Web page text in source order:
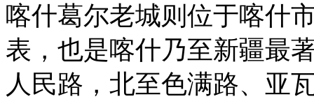
喀什葛尔老城则位于喀什
表，也是喀什乃至新疆最
人民路，北至色满路、亚